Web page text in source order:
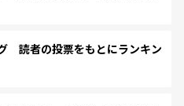
読者の投票をもとにランキン